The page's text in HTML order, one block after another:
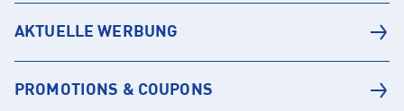
AKTUELLE WERBUNG
PROMOTIONS & COUPONS